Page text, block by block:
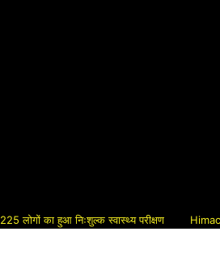
हुआ निःशुल्क स्वास्थ्य परीक्षण